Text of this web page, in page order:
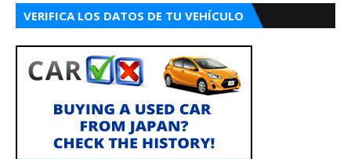
VERIFICA LOS DATOS DE TU VEHÍCULO